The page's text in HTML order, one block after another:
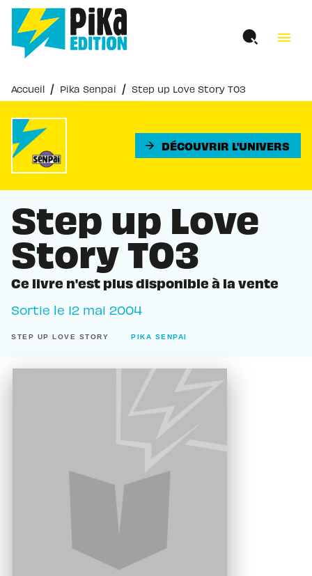
MENU RECHERCHE
PIED DE PAGE
menu
Accueil / Pika Senpai / Step up Love Story T03
arrow_forward DÉCOUVRIR L'UNIVERS
Step up Love
Story T03
Ce livre n'est plus disponible à la vente
Sortie le 12 mai 2004
STEP UP LOVE STORY PIKA SENPAI